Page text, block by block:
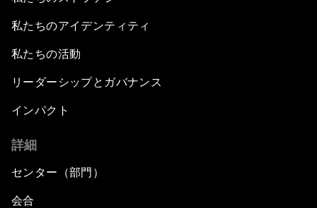
私たちのアイデンティティ
私たちの活動
リーダーシップとガバナンス
インパクト
詳細
センター（部門）
会合